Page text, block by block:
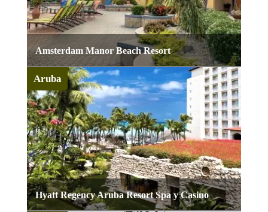
Amsterdam Manor Beach Resort
Aruba
Hyatt Regency Aruba Resort Spa y Casino